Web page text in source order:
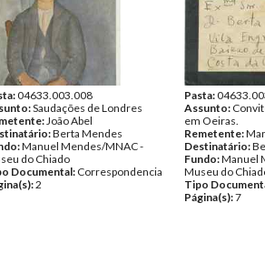
04633.003.008
Saudações de Londres
João Abel
Berta Mendes
Manuel Mendes/MNAC -
do Chiado
Documental: Correspondencia
2
Pasta:
Assunto:
em Oeiras.
Remetente:
Destinatário:
Fundo:Manuel
Museu do
Tipo
Página(s):7